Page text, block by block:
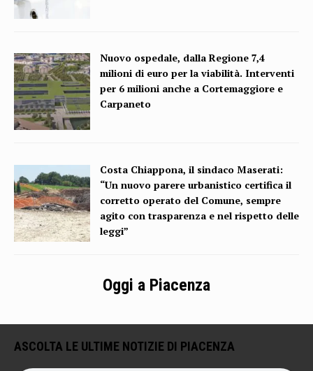
Nuovo ospedale, dalla Regione 7,4
milioni di euro per la viabilità. Interventi
per 6 milioni anche a Cortemaggiore e
Carpaneto
Costa Chiappona, il sindaco Maserati:
“Un nuovo parere urbanistico certifica il
corretto operato del Comune, sempre
agito con trasparenza e nel rispetto delle
leggi”
Oggi a Piacenza
ASCOLTA LE ULTIME NOTIZIE DI PIACENZA